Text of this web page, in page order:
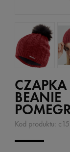
BEANIE
Kod produktu: